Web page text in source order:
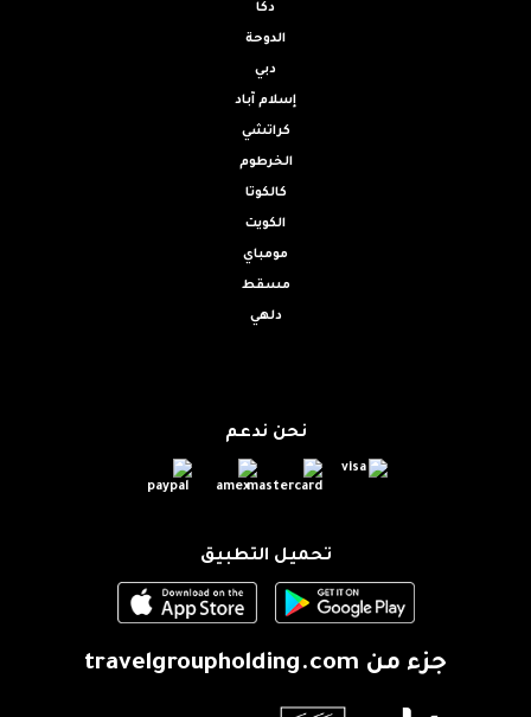
دكا
الدوحة
دبي
إسلام آباد
كراتشي
الخرطوم
كالكوتا
الكويت
مومباي
مسقط
دلهي
نحن ندعم
تحميل التطبيق
جزء من travelgroupholding.com